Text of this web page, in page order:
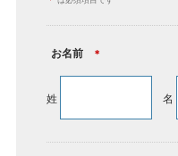
お名前 ＊
姓 名